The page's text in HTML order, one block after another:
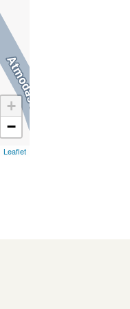
+
−
Leaflet